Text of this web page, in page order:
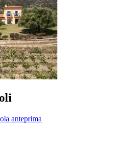
anteprima